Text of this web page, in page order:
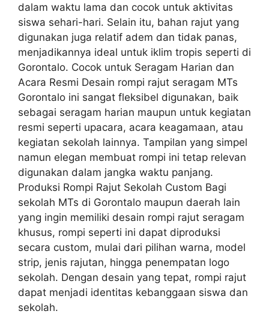
dalam waktu lama dan cocok untuk aktivitas
siswa sehari-hari. Selain itu, bahan rajut yang
digunakan juga relatif adem dan tidak panas,
menjadikannya ideal untuk iklim tropis seperti di
Gorontalo. Cocok untuk Seragam Harian dan
Acara Resmi Desain rompi rajut seragam MTs
Gorontalo ini sangat fleksibel digunakan, baik
sebagai seragam harian maupun untuk kegiatan
resmi seperti upacara, acara keagamaan, atau
kegiatan sekolah lainnya. Tampilan yang simpel
namun elegan membuat rompi ini tetap relevan
digunakan dalam jangka waktu panjang.
Produksi Rompi Rajut Sekolah Custom Bagi
sekolah MTs di Gorontalo maupun daerah lain
yang ingin memiliki desain rompi rajut seragam
khusus, rompi seperti ini dapat diproduksi
secara custom, mulai dari pilihan warna, model
strip, jenis rajutan, hingga penempatan logo
sekolah. Dengan desain yang tepat, rompi rajut
dapat menjadi identitas kebanggaan siswa dan
sekolah.